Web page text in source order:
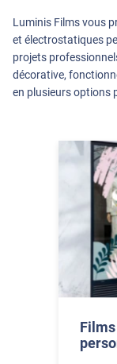
Luminis Films vous
et électrostatiques
projets
décorative,
en plusieurs options